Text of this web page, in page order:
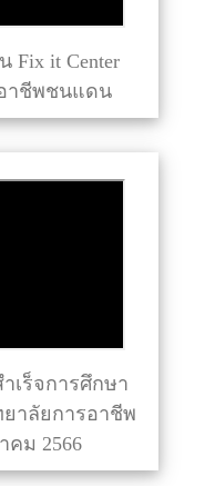
Fix it Center
าชีพชนแดน
เร็จการศึกษา
ยาลัยการอาชีพ
ม 2566